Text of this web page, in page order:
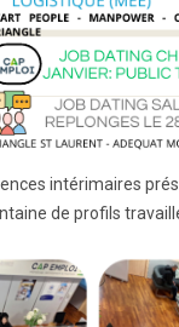
intérimaires
de profils